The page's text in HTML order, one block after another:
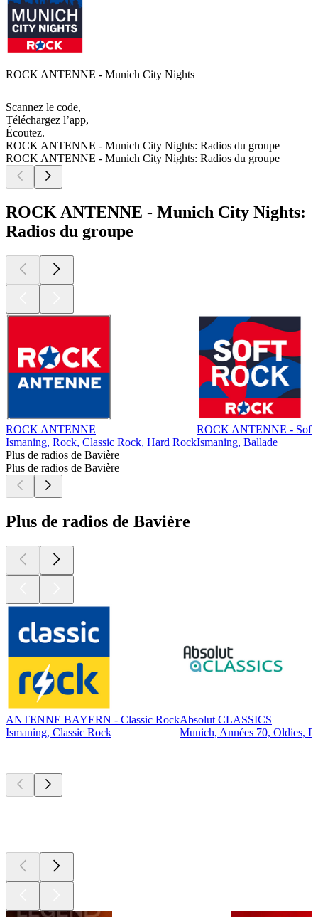
ROCK ANTENNE - Munich City Nights
Scannez le code,
Téléchargez l’app,
Écoutez.
ROCK ANTENNE - Munich City Nights: Radios du groupe
ROCK ANTENNE - Munich City Nights: Radios du groupe
ROCK ANTENNE - Munich City Nights:
Radios du groupe
ROCK ANTENNE
Ismaning, Rock, Classic Rock, Hard Rock
ROCK ANTENNE - Soft
Ismaning, Ballade
Plus de radios de Bavière
Plus de radios de Bavière
Plus de radios de Bavière
ANTENNE BAYERN - Classic Rock
Ismaning, Classic Rock
Absolut CLASSICS
Munich, Années 70, Oldies,